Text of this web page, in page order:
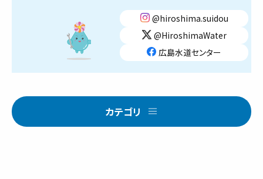
@hiroshima.suidou
@HiroshimaWater
広島水道センター
カテゴリ